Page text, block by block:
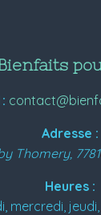
Adresse :
Thomery,
Heures :
mercredi,